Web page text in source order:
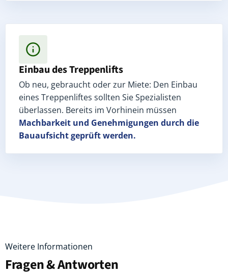
Einbau des Treppenlifts
Ob neu, gebraucht oder zur Miete: Den Einbau
eines Treppenliftes sollten Sie Spezialisten
überlassen. Bereits im Vorhinein müssen
Machbarkeit und Genehmigungen durch die
Bauaufsicht geprüft werden.
Weitere Informationen
Fragen & Antworten